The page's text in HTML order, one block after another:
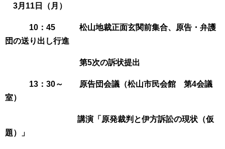
3月11日（月）
10：45 松山地裁正面玄関前集合、原告・弁護
団の送り出し行進
第5次の訴状提出
13：30～ 原告団会議（松山市民会館 第4会議
室）
講演「原発裁判と伊方訴訟の現状（仮
題）」